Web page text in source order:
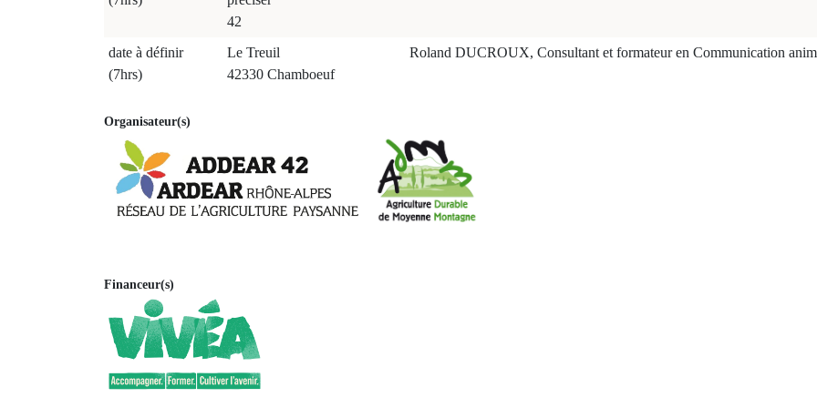
42
date à définir
(7hrs)
Le Treuil
42330 Chamboeuf
Roland DUCROUX, Consultant et formateur en Communication
Organisateur(s)
Financeur(s)